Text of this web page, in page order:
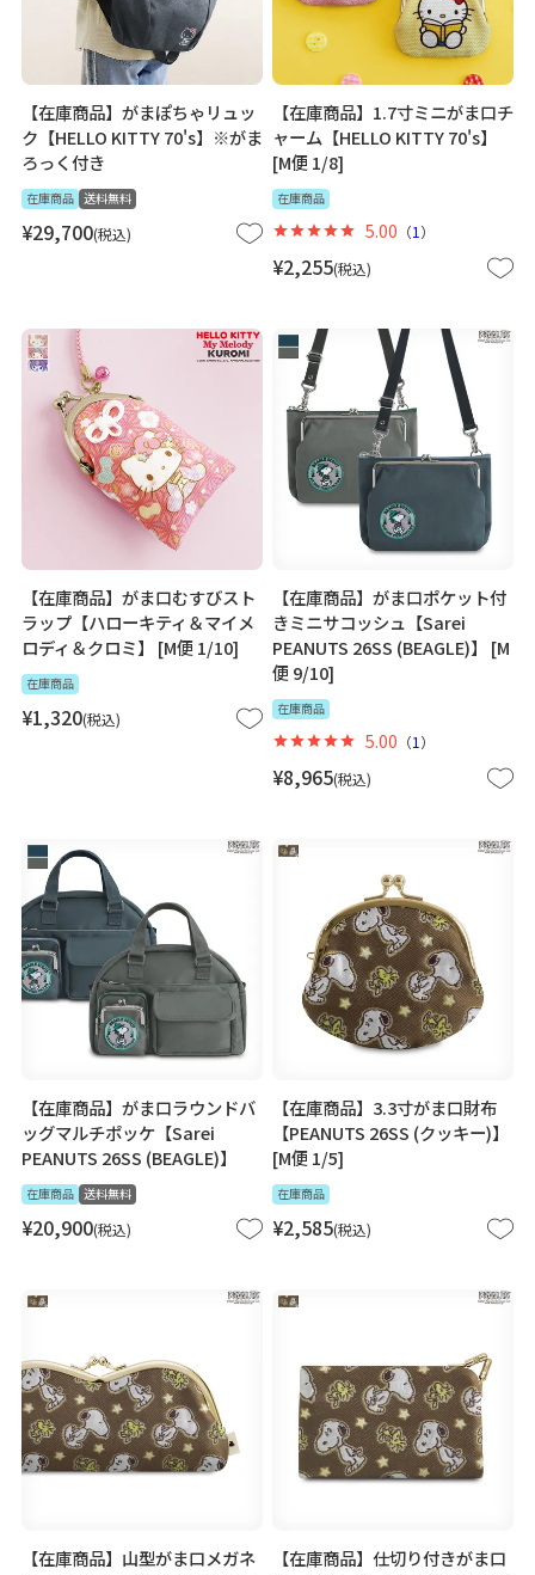
【在庫商品】がまぽちゃリュッ
ク【HELLO KITTY 70's】※がま
ろっく付き
在庫商品 送料無料
¥29,700 税込
【在庫商品】1.7寸ミニがま口チ
ャーム【HELLO KITTY 70's】
[M便 1/8]
在庫商品
¥2,255 税込
5.00 （1 ）
【在庫商品】がま口むすびスト
ラップ【ハローキティ＆マイメ
ロディ＆クロミ】 [M便 1/10]
在庫商品
¥1,320 税込
【在庫商品】がま口ポケット付
きミニサコッシュ【Sarei
PEANUTS 26SS (BEAGLE)】 [M
便 9/10]
在庫商品
¥8,965 税込
5.00 （1 ）
【在庫商品】がま口ラウンドバ
ッグマルチポッケ【Sarei
PEANUTS 26SS (BEAGLE)】
在庫商品 送料無料
¥20,900 税込
【在庫商品】3.3寸がま口財布
【PEANUTS 26SS (クッキー)】
[M便 1/5]
在庫商品
¥2,585 税込
【在庫商品】山型がま口メガネ
【在庫商品】仕切り付きがま口